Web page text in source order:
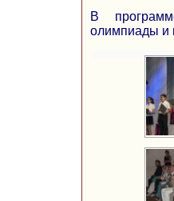
В
олимпиады и